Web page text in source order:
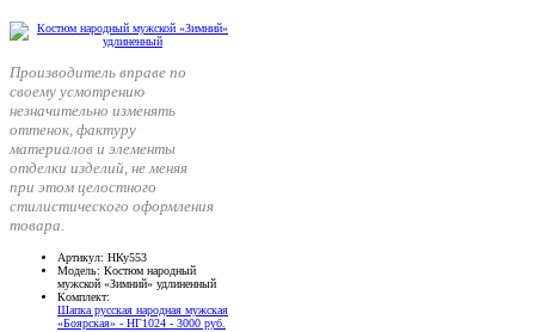
Производитель вправе по
своему усмотрению
незначительно изменять
оттенок, фактуру
материалов и элементы
отделки изделий, не меняя
при этом целостного
стилистического оформления
товара.
Артикул: НКу553
Модель: Костюм народный
мужской «Зимний» удлиненный
Комплект:
Шапка русская народная мужская
«Боярская» - НГ1024 - 3000 руб.